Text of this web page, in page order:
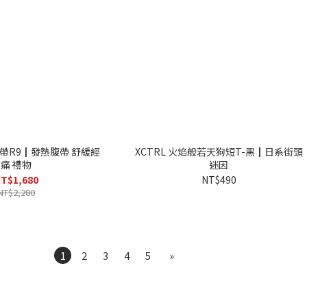
R9┃發熱腹帶 舒緩經
痛 禮物
XCTRL 火焰般若天狗短T-黑┃日系街頭
迷因
NT$490
1 2 3 4 5 »